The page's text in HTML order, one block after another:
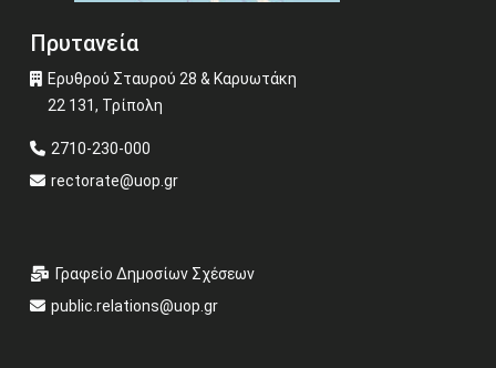
Πρυτανεία
Ερυθρού Σταυρού 28 & Καρυωτάκη
22 131, Τρίπολη
2710-230-000
rectorate@uop.gr
Γραφείο Δημοσίων Σχέσεων
public.relations@uop.gr